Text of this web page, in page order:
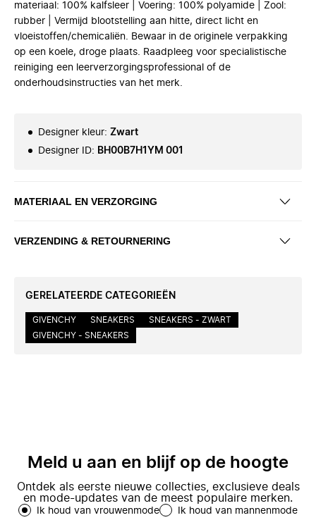
materiaal: 100% kalfsleer | Voering: 100% polyamide | Zool:
rubber | Vermijd blootstelling aan hitte, direct licht en
vloeistoffen/chemicaliën. Bewaar in de originele verpakking
op een koele, droge plaats. Raadpleeg voor specialistische
reiniging een leerverzorgingsprofessional of de
onderhoudsinstructies van het merk.
Designer kleur: Zwart
Designer ID: BH00B7H1YM 001
MATERIAAL EN VERZORGING
VERZENDING & RETOURNERING
GERELATEERDE CATEGORIEËN
GIVENCHY SNEAKERS
SNEAKERS - ZWART
GIVENCHY - SNEAKERS
Meld u aan en blijf op de hoogte
Ontdek als eerste nieuwe collecties, exclusieve deals
en mode-updates van de meest populaire merken.
Ik houd van vrouwenmode Ik houd van mannenmode